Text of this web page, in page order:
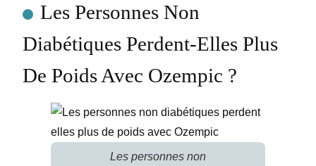
Les Personnes Non
Diabétiques Perdent-Elles Plus
De Poids Avec Ozempic ?
Les personnes non